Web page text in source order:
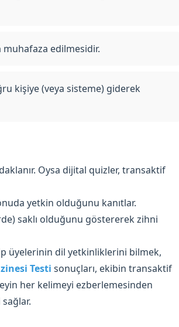
edilmesidir.
kişiye (veya sisteme) giderek
Oysa dijital quizler, transaktif
yetkin olduğunu kanıtlar.
saklı olduğunu göstererek zihni
üyelerinin dil yetkinliklerini bilmek,
Testi sonuçları, ekibin transaktif
her kelimeyi ezberlemesinden